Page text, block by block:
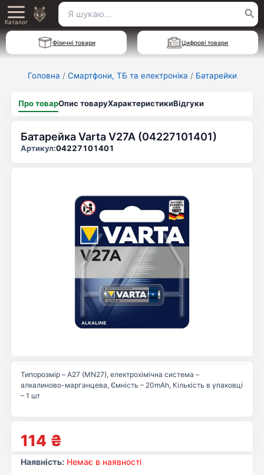
Перейти
до
вмісту
Main
Menu
Каталог
Пошук
для:
Фізичні товари Цифрові товари
Головна / Смартфони, ТБ та електроніка / Батарейки
Про товарОпис товаруХарактеристикиВідгуки
Батарейка Varta V27A (04227101401)
Артикул:04227101401
114 ₴
Типорозмір – A27 (MN27), електрохімічна система –
алкалиново-марганцева, Ємність – 20mAh, Кількість в упаковці
– 1 шт
Наявність: Немає в наявності